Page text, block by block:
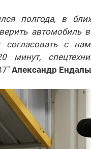
полгода, в
автомобиль
согласовать с
минут,
Александр